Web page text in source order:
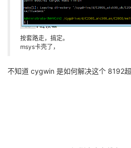
按套路走，搞定。
msys卡壳了，
不知道 cygwin 是如何解决这个 8192